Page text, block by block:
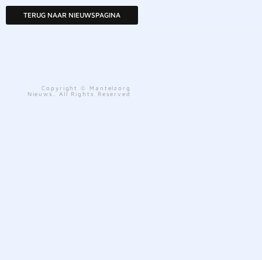
TERUG NAAR NIEUWSPAGINA
Copyright © Mantelzorg
Nieuws. All Rights Reserved